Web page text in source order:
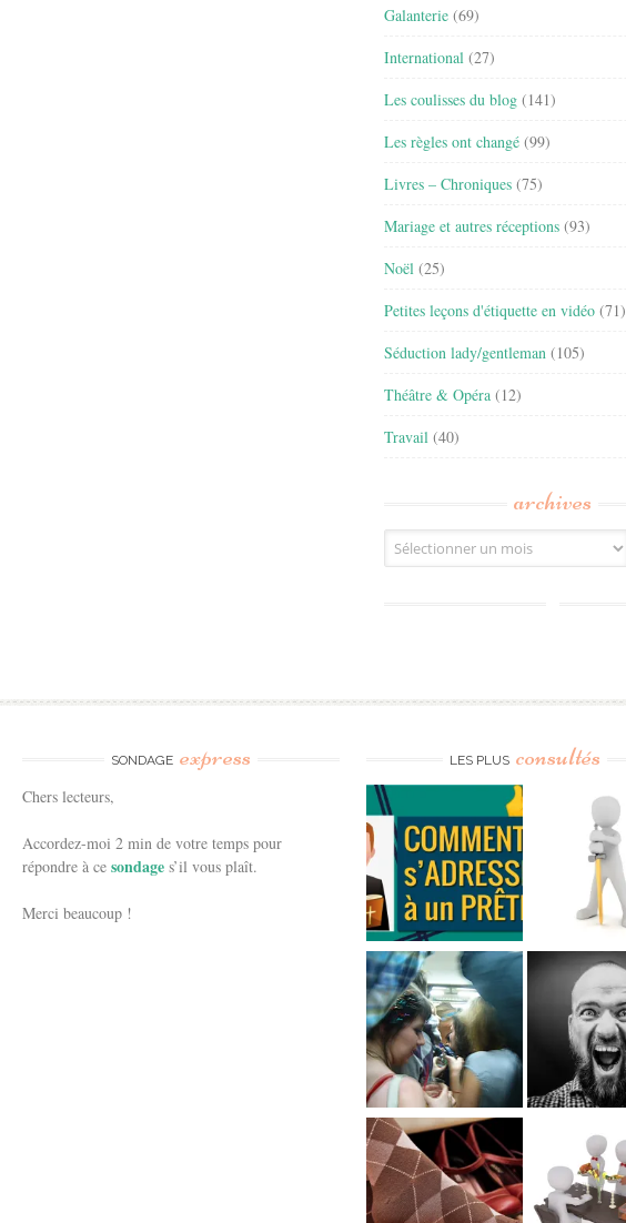
Galanterie (69)
International (27)
Les coulisses du blog (141)
Les règles ont changé (99)
Livres – Chroniques (75)
Mariage et autres réceptions (93)
Noël (25)
Petites leçons d'étiquette en vidéo (71)
Séduction lady/gentleman (105)
Théâtre & Opéra (12)
Travail (40)
archives
Archives
SONDAGE express
Chers lecteurs,
Accordez-moi 2 min de votre temps pour
répondre à cesondages’il vous plaît.
Merci beaucoup !
LES PLUS consultés